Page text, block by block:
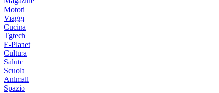
Motori
Viaggi
Cucina
Tgtech
E-Planet
Cultura
Salute
Scuola
Animali
Spazio